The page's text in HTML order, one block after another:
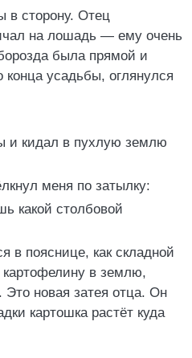
в сторону. Отец
на лошадь — ему очень
была прямой и
усадьбы, оглянулся
и кидал в пухлую землю
меня по затылку:
какой столбовой
в пояснице, как складной
в землю,
Это новая затея отца. Он
картошка растёт куда